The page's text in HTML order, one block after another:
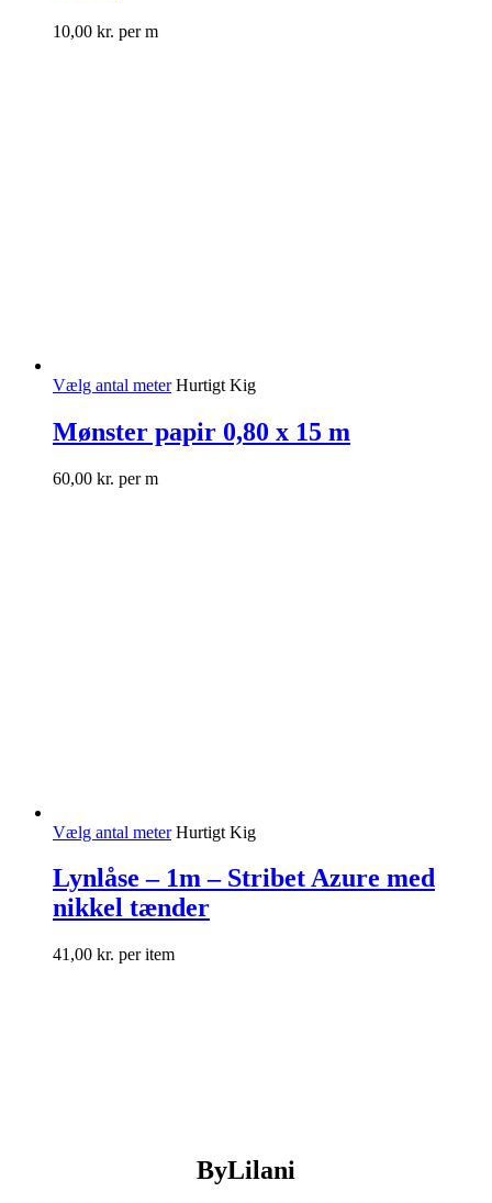
10,00 kr. per m
Vælg antal meter Hurtigt Kig
Mønster papir 0,80 x 15 m
60,00 kr. per m
Vælg antal meter Hurtigt Kig
Lynlåse – 1m – Stribet Azure med
nikkel tænder
41,00 kr. per item
ByLilani